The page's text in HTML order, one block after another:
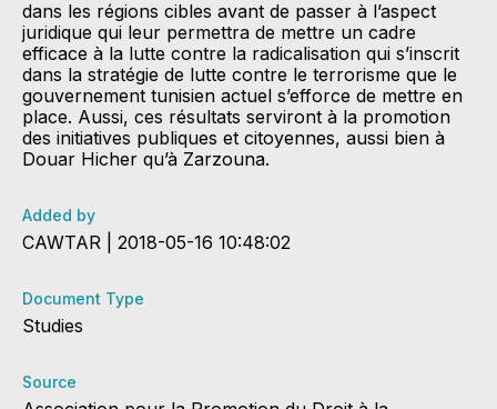
dans les régions cibles avant de passer à l’aspect
juridique qui leur permettra de mettre un cadre
efficace à la lutte contre la radicalisation qui s’inscrit
dans la stratégie de lutte contre le terrorisme que le
gouvernement tunisien actuel s’efforce de mettre en
place. Aussi, ces résultats serviront à la promotion
des initiatives publiques et citoyennes, aussi bien à
Douar Hicher qu’à Zarzouna.
Added by
CAWTAR | 2018-05-16 10:48:02
Document Type
Studies
Source